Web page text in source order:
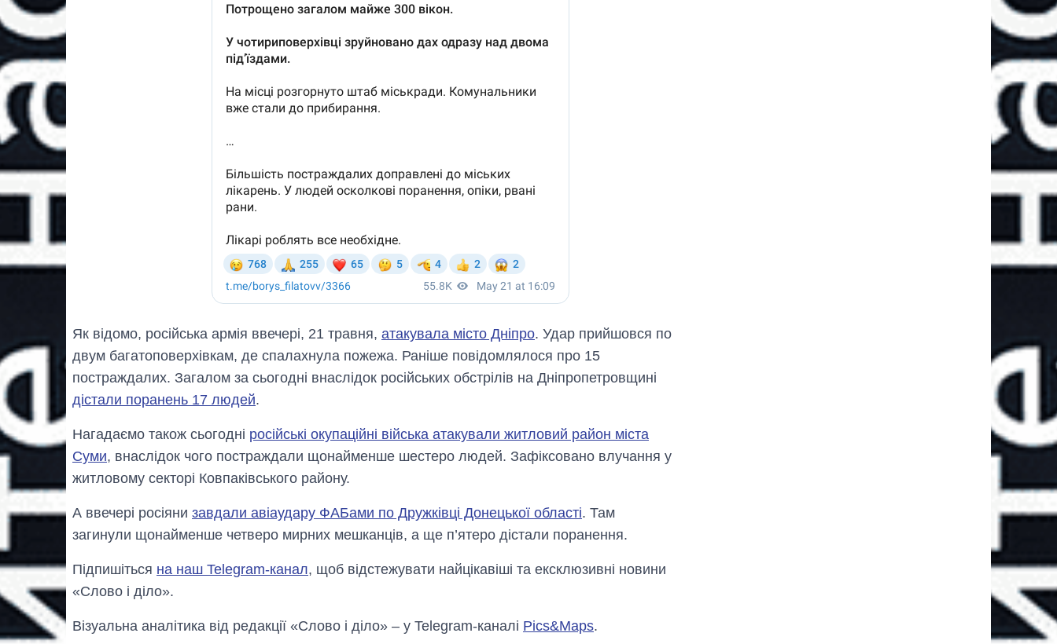
Як відомо, російська армія ввечері, 21 травня, атакувала місто Дніпро. Удар прийшовся по
двум багатоповерхівкам, де спалахнула пожежа. Раніше повідомлялося про 15
постраждалих. Загалом за сьогодні внаслідок російських обстрілів на Дніпропетровщині
дістали поранень 17 людей.
Нагадаємо також сьогодні російські окупаційні війська атакували житловий район міста
Суми, внаслідок чого постраждали щонайменше шестеро людей. Зафіксовано влучання у
житловому секторі Ковпаківського району.
А ввечері росіяни завдали авіаудару ФАБами по Дружківці Донецької області. Там
загинули щонайменше четверо мирних мешканців, а ще п’ятеро дістали поранення.
Підпишіться на наш Telegram-канал, щоб відстежувати найцікавіші та ексклюзивні новини
«Слово і діло».
Візуальна аналітика від редакції «Слово і діло» – у Telegram-каналі Pics&Maps.